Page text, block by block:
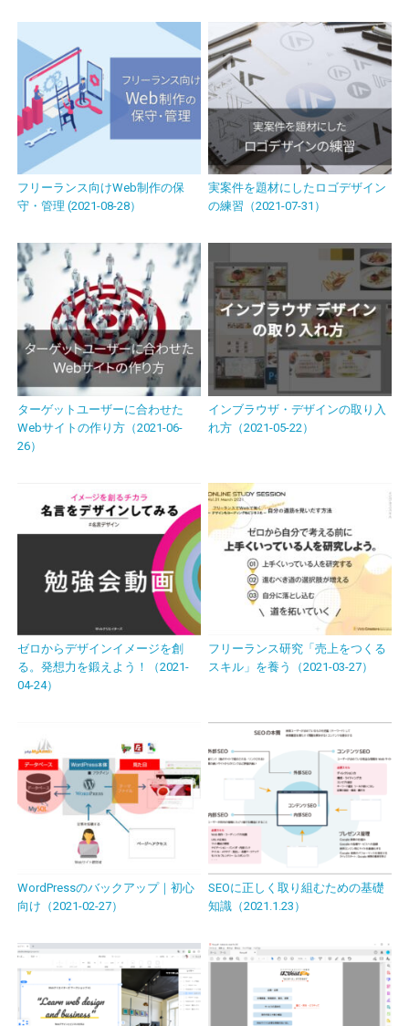
フリーランス向けWeb制作の保
守・管理 (2021-08-28）
実案件を題材にしたロゴデザイン
の練習（2021-07-31）
ターゲットユーザーに合わせた
Webサイトの作り方（2021-06-
26）
インブラウザ・デザインの取り入
れ方（2021-05-22）
ゼロからデザインイメージを創
る。発想力を鍛えよう！（2021-
04-24）
フリーランス研究「売上をつくる
スキル」を養う（2021-03-27）
WordPressのバックアップ｜初心
向け（2021-02-27）
SEOに正しく取り組むための基礎
知識（2021.1.23）